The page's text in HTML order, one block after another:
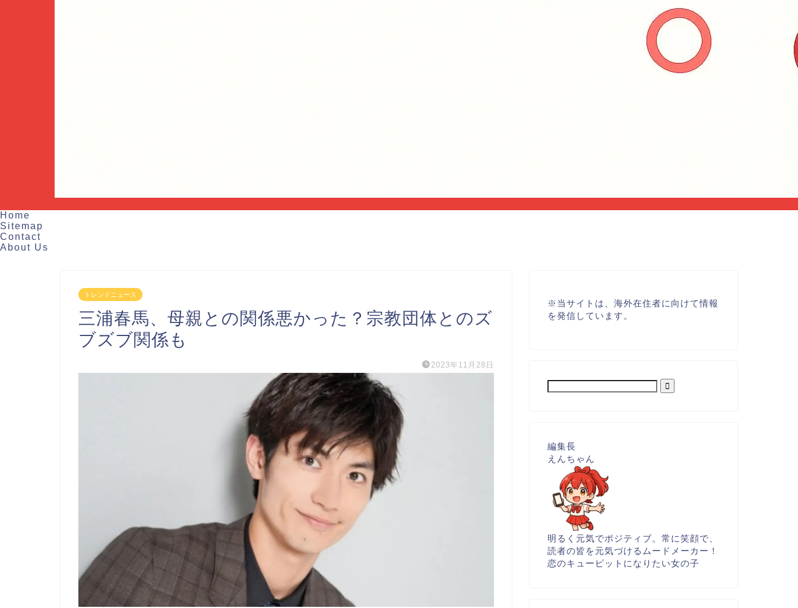
Home
Sitemap
Contact
About Us
トレンドニュース
三浦春馬、母親との関係悪かった？宗教団体とのズ
ブズブ関係も
2023年11月28日
※ 当サイトは、海外在住者に向けて情報
を発信しています。
編集長
えんちゃん
明るく元気でポジティブ。常に笑顔で、
読者の皆を元気づけるムードメーカー！
恋のキューピットになりたい女の子